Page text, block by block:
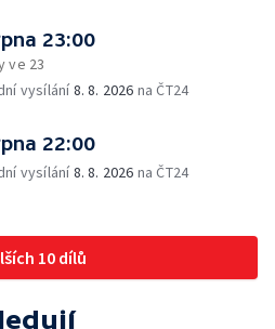
23:00
ve 23
vysílání8. 8. 2026 na ČT24
22:00
vysílání8. 8. 2026 na ČT24
10 dílů